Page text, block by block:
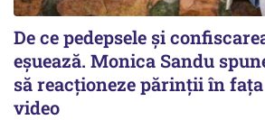
De ce pedepsele și
eșuează. Monica Sandu
să reacționeze părinții în
video